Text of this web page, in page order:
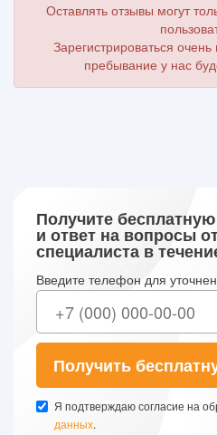
Оставлять отзывы могут
Зарегистрироваться
пребывание у нас
Получите
и ответ на вопросы
специалиста в
Введите телефон для
Получить
Я подтверждаю согласие на
данных.